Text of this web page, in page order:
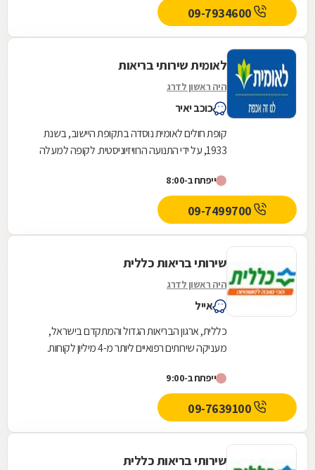
09-7934600
לאומית שירותי בריאות
היה ראשון לדרג
כוכב יאיר
קופת חולים לאומית נוסדה בתקופת היישוב, בשנת
1933, על ידי התנועה הרוויזיוניסטית. לקופה למעלה
אחת...ייפתח ב-8:00
09-7499700
שירותי בריאות כללית
היה ראשון לדרג
אייל
כללית, ארגון הבריאות הגדול והמתקדם בישראל,
מעניקה שירותים רפואיים ליותר מ-4 מיליון לקוחות.
היווסדה -...
ייפתח ב-9:00
שירותי בריאות כללית